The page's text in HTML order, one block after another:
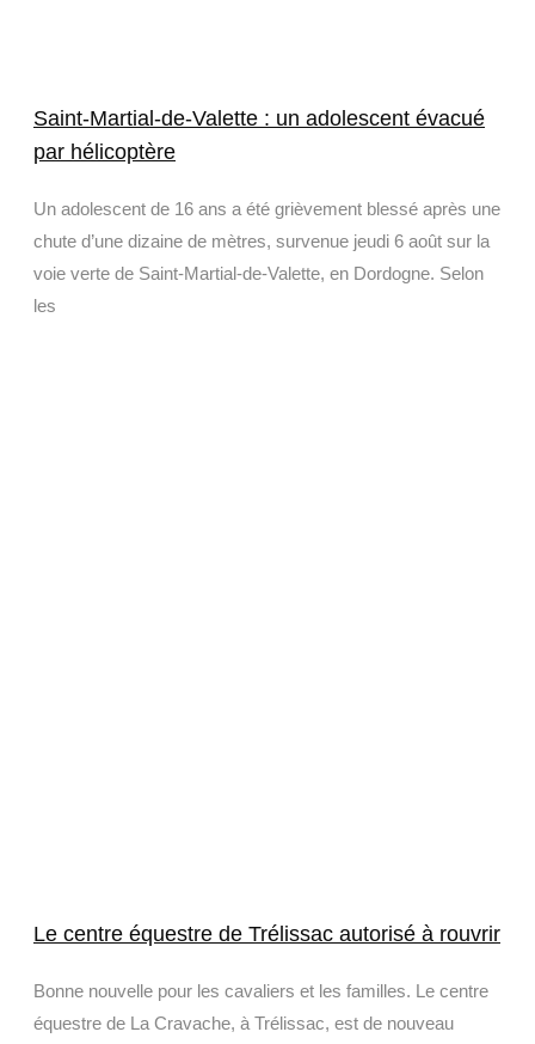
Saint-Martial-de-Valette : un adolescent évacué
par hélicoptère
Un adolescent de 16 ans a été grièvement blessé après une
chute d’une dizaine de mètres, survenue jeudi 6 août sur la
voie verte de Saint-Martial-de-Valette, en Dordogne. Selon
les
Le centre équestre de Trélissac autorisé à rouvrir
Bonne nouvelle pour les cavaliers et les familles. Le centre
équestre de La Cravache, à Trélissac, est de nouveau